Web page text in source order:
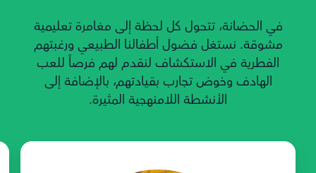
في الحضانة، تتحول كل لحظة إلى مغامرة تعليمية
مشوقة. نستغل فضول أطفالنا الطبيعي ورغبتهم
الفطرية في الاستكشاف لنقدم لهم فرصاً للعب
الهادف وخوض تجارب بقيادتهم، بالإضافة إلى
الأنشطة اللامنهجية المثيرة.